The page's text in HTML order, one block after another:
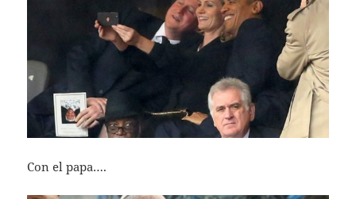
Con el papa….